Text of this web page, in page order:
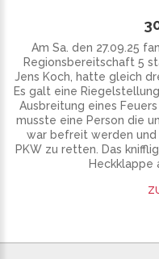
Am Sa. den 27.09.25
Regionsbereitschaft 5
Jens Koch, hatte gleich
Es galt eine
Ausbreitung eines
musste eine Person die
war befreit werden und
PKW zu retten. Das
Heckklappe